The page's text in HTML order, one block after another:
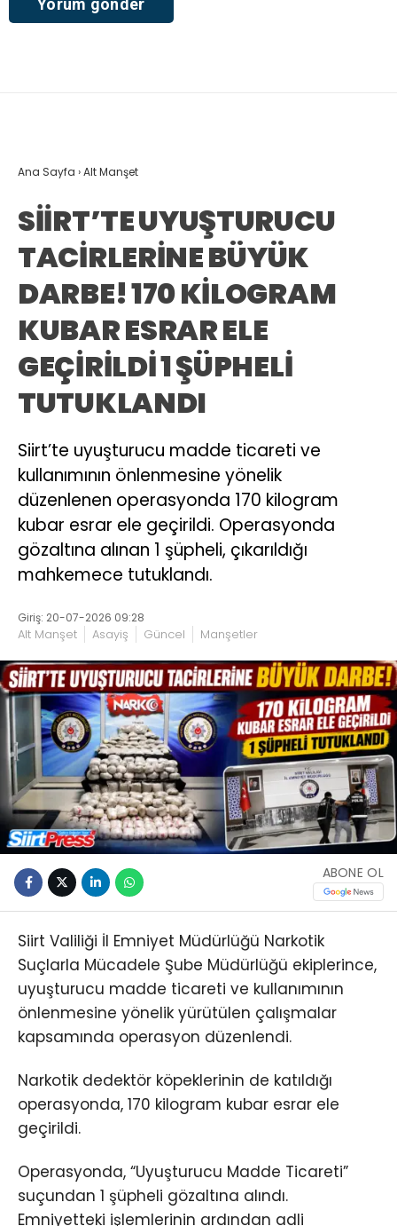
Ana Sayfa ›Alt Manşet
SİİRT’TE UYUŞTURUCU
TACİRLERİNE BÜYÜK
DARBE! 170 KİLOGRAM
KUBAR ESRAR ELE
GEÇİRİLDİ 1 ŞÜPHELİ
TUTUKLANDI
Siirt’te uyuşturucu madde ticareti ve
kullanımının önlenmesine yönelik
düzenlenen operasyonda 170 kilogram
kubar esrar ele geçirildi. Operasyonda
gözaltına alınan 1 şüpheli, çıkarıldığı
mahkemece tutuklandı.
Giriş: 20-07-2026 09:28
Alt Manşet Asayiş Güncel Manşetler
ABONE OL
Siirt Valiliği İl Emniyet Müdürlüğü Narkotik
Suçlarla Mücadele Şube Müdürlüğü ekiplerince,
uyuşturucu madde ticareti ve kullanımının
önlenmesine yönelik yürütülen çalışmalar
kapsamında operasyon düzenlendi.
Narkotik dedektör köpeklerinin de katıldığı
operasyonda, 170 kilogram kubar esrar ele
geçirildi.
Operasyonda, “Uyuşturucu Madde Ticareti”
suçundan 1 şüpheli gözaltına alındı.
Emniyetteki işlemlerinin ardından adli